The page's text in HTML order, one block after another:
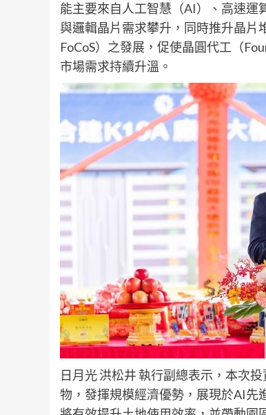
能主要來自人工智慧（AI）、高速運
與邏輯晶片需求攀升，同時推升晶片
FoCoS）之發展，促使晶圓代工（
市場需求持續升溫。
日月光 洪松井 執行副總表示，本次
物，發揮規模經濟優勢，展現於AI先